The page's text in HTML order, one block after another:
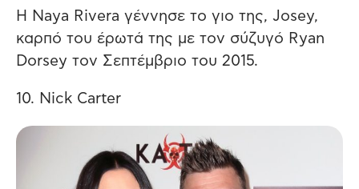
Η Naya Rivera γέννησε το γιο της, Josey,
καρπό του έρωτά της με τον σύζυγό Ryan
Dorsey τον Σεπτέμβριο του 2015.
10. Nick Carter